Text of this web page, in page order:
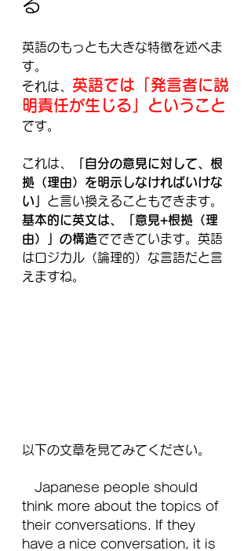
る
英語のもっとも大きな特徴を述べま
す。
それは、 英語では「発言者に説
明責任が生じる」ということ
です。
これは、
「自分の意見に対して、根
拠（理由）を明示しなければいけな
い」 と言い換えることもできます。
基本的に英文は、「意見+根拠（理
由）」の構造でできています。英語
はロジカル（論理的）な言語だと言
えますね。
以下の文章を見てみてください。
Japanese people should
think more about the topics of
their conversations. If they
have a nice conversation, it is